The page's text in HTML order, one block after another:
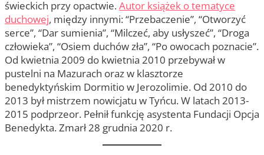
świeckich przy opactwie.Autor książek o tematyce
duchowej, między innymi: “Przebaczenie”, “Otworzyć
serce”, “Dar sumienia”, “Milczeć, aby usłyszeć”, “Droga
człowieka”, “Osiem duchów zła”, “Po owocach poznacie”.
Od kwietnia 2009 do kwietnia 2010 przebywał w
pustelni na Mazurach oraz w klasztorze
benedyktyńskim Dormitio w Jerozolimie. Od 2010 do
2013 był mistrzem nowicjatu w Tyńcu. W latach 2013-
2015 podprzeor. Pełnił funkcję asystenta Fundacji Opcja
Benedykta. Zmarł 28 grudnia 2020 r.